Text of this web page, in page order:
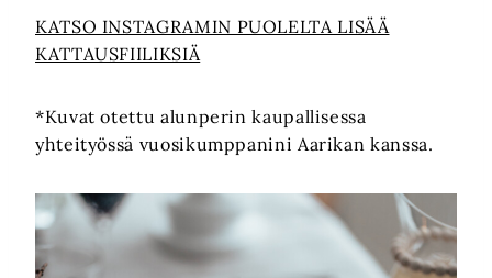
KATSO INSTAGRAMIN PUOLELTA LISÄÄ
KATTAUSFIILIKSIÄ
*Kuvat otettu alunperin kaupallisessa
yhteityössä vuosikumppanini Aarikan kanssa.